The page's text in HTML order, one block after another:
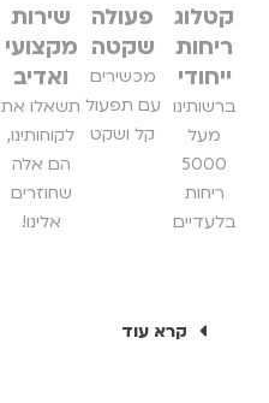
קטלוג
ריחות
ייחודי
ברשותינו
מעל
5000
ריחות
בלעדיים
פעולה
שקטה
מכשירים
עם תפעול
קל ושקט
שירות
מקצועי
ואדיב
תשאלו את
לקוחותינו,
הם אלה
שחוזרים
אלינו!
קרא עוד